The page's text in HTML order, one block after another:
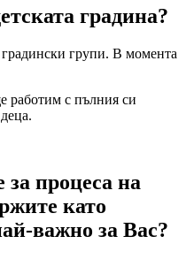
градина?
групи. В момента
работим с пълния си
за процеса на
като
важно за Вас?